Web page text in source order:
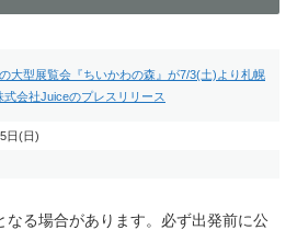
大型展覧会『ちいかわの森』が7/3(土)より札幌
式会社Juiceのプレスリリース
日(日)
る場合があります。必ず出発前に公